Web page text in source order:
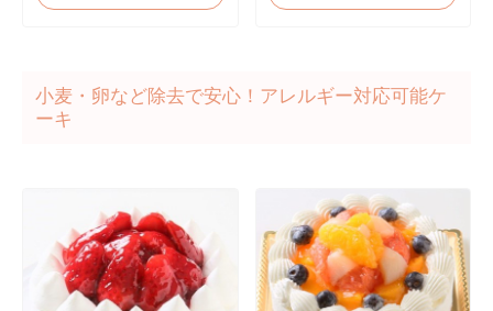
小麦・卵など除去で安心！アレルギー対応可能ケ
ーキ